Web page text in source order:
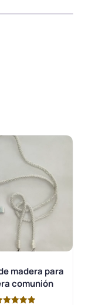
madera para
comunión